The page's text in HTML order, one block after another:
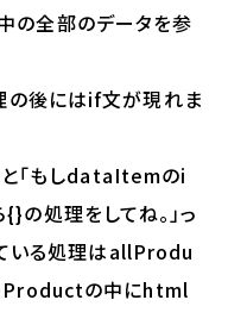
の全部のデータを参
後にはif文が現れま
と「もしdataItemのi
処理をしてね。」っ
いる処理はallProdu
の中にhtml